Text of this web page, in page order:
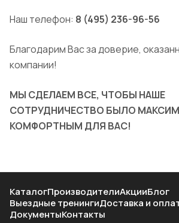
Наш телефон: 8 (495) 236-96-56
Благодарим Вас за доверие,
компании!
МЫ СДЕЛАЕМ ВСЕ, ЧТОБЫ НАШЕ
СОТРУДНИЧЕСТВО БЫЛО
КОМФОРТНЫМ ДЛЯ ВАС!
КаталогПроизводителиАкцииБлог
Выездные тренингиДоставка и
ДокументыКонтакты